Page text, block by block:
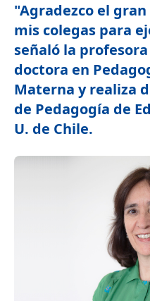
"Agradezco el
mis colegas para
señaló la
doctora en
Materna y realiza
de Pedagogía de
U. de Chile.